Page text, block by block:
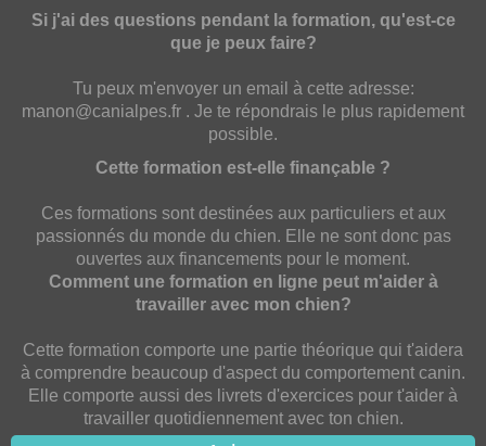
Si j'ai des questions pendant la formation, qu'est-ce
que je peux faire?
Tu peux m'envoyer un email à cette adresse:
manon@canialpes.fr . Je te répondrais le plus rapidement
possible.
Cette formation est-elle finançable ?
Ces formations sont destinées aux particuliers et aux
passionnés du monde du chien. Elle ne sont donc pas
ouvertes aux financements pour le moment.
Comment une formation en ligne peut m'aider à
travailler avec mon chien?
Cette formation comporte une partie théorique qui t'aidera
à comprendre beaucoup d'aspect du comportement canin.
Elle comporte aussi des livrets d'exercices pour t'aider à
travailler quotidiennement avec ton chien.